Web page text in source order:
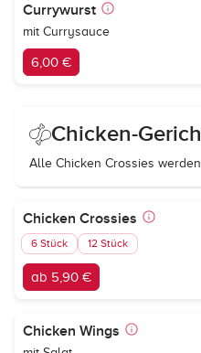
Currywurst
mit Currysauce
6,00 €
Chicken-
Alle Chicken Crossies
Chicken Crossies
6 Stück 12 Stück
ab 5,90 €
Chicken Wings